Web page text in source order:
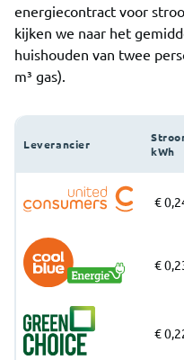
3. Goedkoopste
4. Goedkoopste
5. Vind de goedkoopste
energiecontract voor
kijken we naar het
huishouden van twee
m³ gas).
Leverancier
kWh
€
€
€